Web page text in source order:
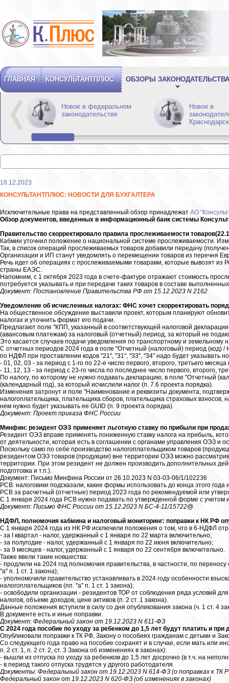
ГЛАВНАЯ КОНСУЛЬТАНТПЛЮС ОБЗОРЫ ЗАКОНОДАТЕЛЬСТВА
Новое в федеральном
законодательстве
Новое в
18.12.2023
КОНСУЛЬТАНТПЛЮС: НОВОСТИ ДЛЯ БУХГАЛТЕРА
Исключительные права на представленный обзор принадлежат АО
Обзор документов, введенных в информационный банк системы
Правительство скорректировало правила прослеживаемости
Кабмин уточнил положение о национальной системе прослеживаемости.
Так, в список операций прослеживаемых товаров добавили передачу
Организации и ИП станут уведомлять о перемещении товаров из перечня
Речь идет об операциях с прослеживаемыми товарами, которые вывозят из
страны ЕАЭС.
Напомним, с 1 октября 2023 года в счете-фактуре отражают стоимость
потребуется указывать и при передаче таких товаров в составе
Документ: Постановление Правительства РФ от 15.12.2023 N 2162
Уведомление об исчисленных налогах: ФНС хочет скорректировать
На общественное обсуждение выставили проект, которым планируют
налогах и уточнить формат его подачи.
Предлагают поле "КПП, указанный в соответствующей налоговой
(авансовым платежам) за налоговый (отчетный) период, за который не
Это касается случаев подачи уведомления по транспортному и земельному
С отчетных периодов 2024 года в поле "Отчетный (налоговый) период (код)
по НДФЛ при проставлении кодов "21", "31", "33", "34" надо будет указывать
- 01, 02, 03 - за период с 1-го по 22-е число первого, второго, третьего месяца
- 11, 12, 13 - за период с 23-го числа по последнее число первого, второго,
По налогу, по которому не нужно подавать декларацию, в поле "Отчетный
(календарный год), за который исчислили налог (п. 7.6 проекта порядка).
Изменения затронут и поле "Наименование и реквизиты документа,
налогоплательщика, плательщика сборов, плательщика страховых взносов,
нем нужно будет указывать ее GUID (п. 9 проекта порядка).
Документ: Проект приказа ФНС России
Минфин: резидент ОЭЗ применяет льготную ставку по прибыли при
Резидент ОЭЗ вправе применять пониженную ставку налога на прибыль,
от деятельности, которая есть в соглашении с органами управления ОЭЗ и
Поскольку само по себе производство налогоплательщиком товаров
резидентом ОЭЗ товаров (продукции) вне территории ОЭЗ можно
территории. При этом резидент не должен производить дополнительных
подготовка и т.п.).
Документ: Письмо Минфина России от 26.10.2023 N 03-03-06/1/102236
РСВ: налоговики подсказали, какие формы использовать до конца этого
РСВ за расчетный (отчетные) период 2023 года по рекомендуемой или
С 1 января 2024 года РСВ нужно подавать по утвержденной форме с учетом
Документ: Письмо ФНС России от 15.12.2023 N БС-4-11/15722@
НДФЛ, полномочия кабмина и налоговый мониторинг: поправки к НК РФ
С 1 января 2024 года из НК РФ исключили положения о том, что в 6-НДФЛ
- за I квартал - налог, удержанный с 1 января по 22 марта включительно;
- за полугодие - налог, удержанный с 1 января по 22 июня включительно;
- за 9 месяцев - налог, удержанный с 1 января по 22 сентября включительно.
Также ввели такие новшества:
- продлили на 2024 год полномочия правительства, в частности, по
"а" п. 1 ст. 1 закона);
- уполномочили правительство устанавливать в 2024 году особенности
налогоплательщиков (пп. "а" п. 1 ст. 1 закона);
- освободили организации - резидентов ТОР от соблюдения ряда условий
налогов, объеме доходов, цене активов (п. 2 ст. 1 закона).
Данные положения вступили в силу со дня опубликования закона (ч. 1 ст. 4
В документе есть и иные поправки.
Документ: Федеральный закон от 19.12.2023 N 611-ФЗ
С 2024 года пособие по уходу за ребенком до 1,5 лет будут платить и
Опубликовали поправки к ТК РФ, Закону о пособиях гражданам с детьми и
Со следующего года право на пособие сохранят и в случае, если мать или
п. 2 ст. 1, п. 2 ст. 2, ст. 3 Закона об изменениях в законах):
- вышли из отпуска по уходу за ребенком до 1,5 лет досрочно (в т.ч. на
- в период такого отпуска трудятся у другого работодателя.
Документы: Федеральный закон от 19.12.2023 N 614-ФЗ (о поправках к ТК
Федеральный закон от 19.12.2023 N 620-ФЗ (об изменениях в законах)